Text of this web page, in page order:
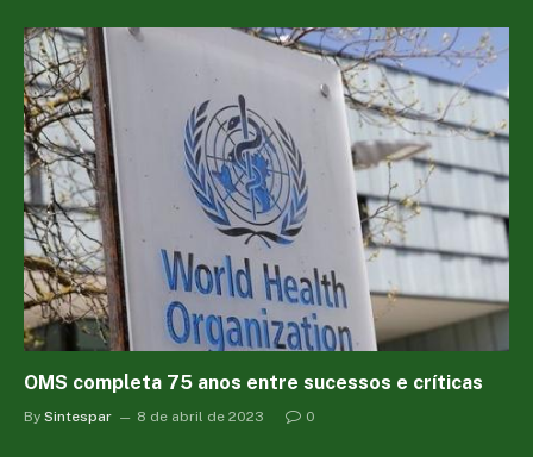
OMS completa 75 anos entre sucessos e críticas
By Sintespar 8 de abril de 2023 0